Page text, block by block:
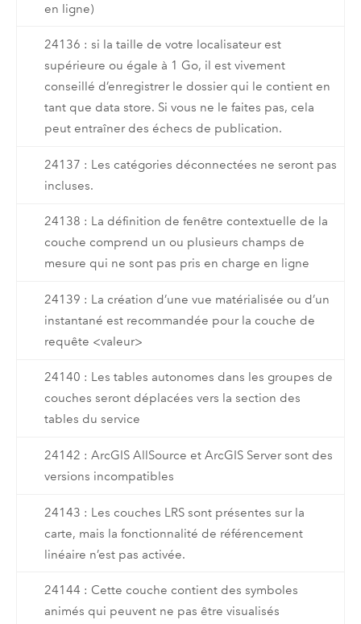
en ligne)
24136 : si la taille de votre localisateur est
supérieure ou égale à 1 Go, il est vivement
conseillé d’enregistrer le dossier qui le contient en
tant que data store. Si vous ne le faites pas, cela
peut entraîner des échecs de publication.
24137 : Les catégories déconnectées ne seront pas
incluses.
24138 : La définition de fenêtre contextuelle de la
couche comprend un ou plusieurs champs de
mesure qui ne sont pas pris en charge en ligne
24139 : La création d’une vue matérialisée ou d’un
instantané est recommandée pour la couche de
requête <valeur>
24140 : Les tables autonomes dans les groupes de
couches seront déplacées vers la section des
tables du service
24142 : ArcGIS AllSource et ArcGIS Server sont des
versions incompatibles
24143 : Les couches LRS sont présentes sur la
carte, mais la fonctionnalité de référencement
linéaire n’est pas activée.
24144 : Cette couche contient des symboles
animés qui peuvent ne pas être visualisés